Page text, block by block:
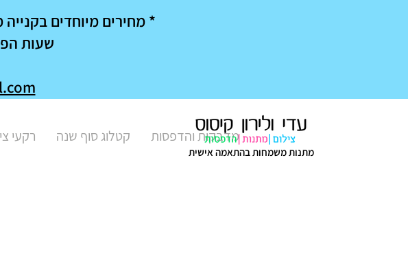
* מחירים מיוחדים בקנייה מעל 20 יחידות * משלוחים לכל
שעות
מדבקות והדפסות קטלוג סוף שנה רקעי
מתנות משמחות בהתאמה אישית